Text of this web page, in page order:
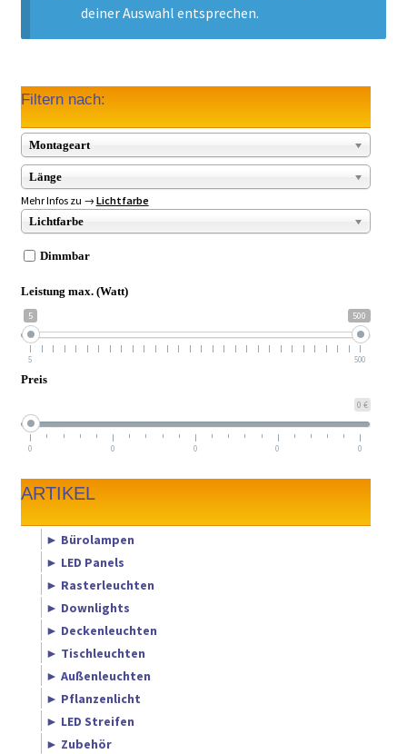
► ZAHLARTEN
► VERSANDARTEN
deiner Auswahl entsprechen.
Filtern nach:
Montageart
Länge
Mehr Infos zu → Lichtfarbe
Lichtfarbe
Dimmbar
Leistung max. (Watt)
5 500
5 500
Preis
0 €
0 0 0 0 0
ARTIKEL
► Bürolampen
► LED Panels
► Rasterleuchten
► Downlights
► Deckenleuchten
► Tischleuchten
► Außenleuchten
► Pflanzenlicht
► LED Streifen
► Zubehör